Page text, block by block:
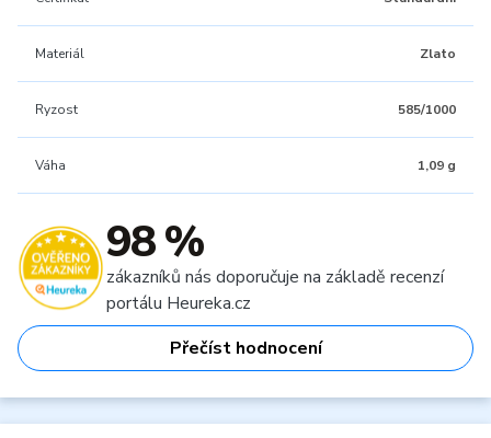
Materiál Zlato
Ryzost 585/1000
Váha 1,09 g
98 %
zákazníků nás doporučuje na základě recenzí
portálu Heureka.cz
Přečíst hodnocení